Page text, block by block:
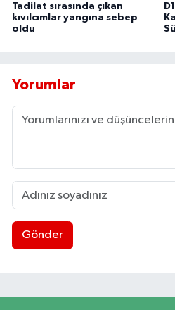
Tadilat sırasında çıkan
kıvılcımlar yangına sebep
oldu
Yorumlar
Gönder